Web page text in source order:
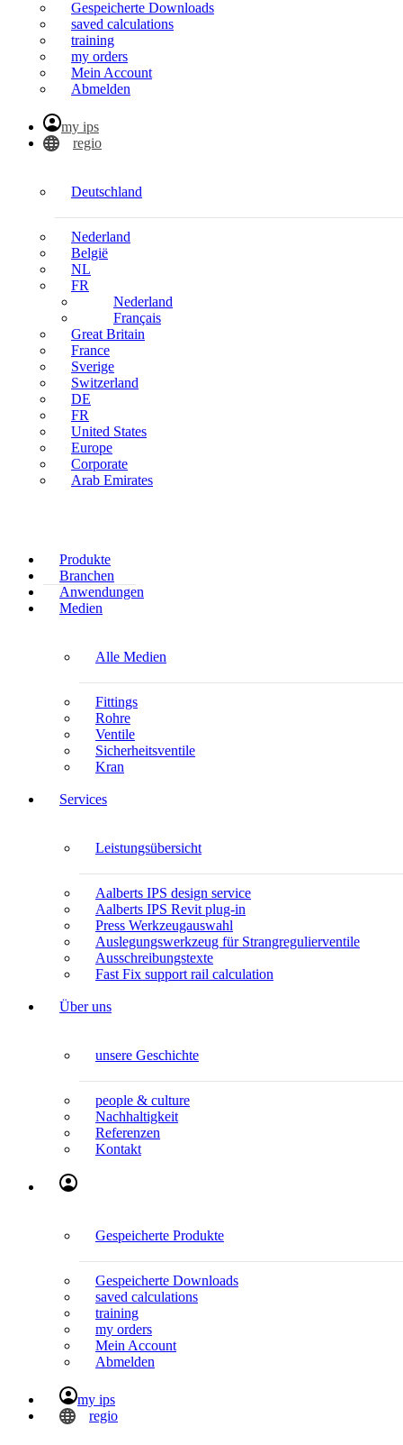
Gespeicherte Downloads
saved calculations
training
my orders
Mein Account
Abmelden
my ips
regio
Deutschland
Nederland
België
NL
FR
Nederland
Français
Great Britain
France
Sverige
Switzerland
DE
FR
United States
Europe
Corporate
Arab Emirates
Produkte
Branchen
Anwendungen
Medien
Alle Medien
Fittings
Rohre
Ventile
Sicherheitsventile
Kran
Services
Leistungsübersicht
Aalberts IPS design service
Aalberts IPS Revit plug-in
Press Werkzeugauswahl
Auslegungswerkzeug für Strangregulierventile
Ausschreibungstexte
Fast Fix support rail calculation
Über uns
unsere Geschichte
people & culture
Nachhaltigkeit
Referenzen
Kontakt
Gespeicherte Produkte
Gespeicherte Downloads
saved calculations
training
my orders
Mein Account
Abmelden
my ips
regio